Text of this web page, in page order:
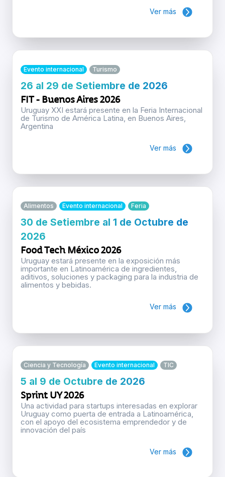
Ver más
Evento internacional Turismo
26 al 29 de Setiembre de 2026
FIT - Buenos Aires 2026
Uruguay XXI estará presente en la Feria Internacional
de Turismo de América Latina, en Buenos Aires,
Argentina
Ver más
Alimentos Evento internacional Feria
30 de Setiembre al 1 de Octubre de
2026
Food Tech México 2026
Uruguay estará presente en la exposición más
importante en Latinoamérica de ingredientes,
aditivos, soluciones y packaging para la industria de
alimentos y bebidas.
Ver más
Ciencia y Tecnología Evento internacional TIC
5 al 9 de Octubre de 2026
Sprint UY 2026
Una actividad para startups interesadas en explorar
Uruguay como puerta de entrada a Latinoamérica,
con el apoyo del ecosistema emprendedor y de
innovación del país
Ver más